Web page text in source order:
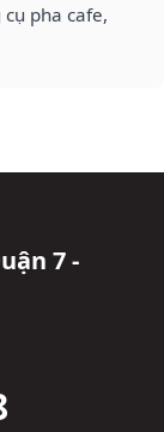
pha cafe,
7 -